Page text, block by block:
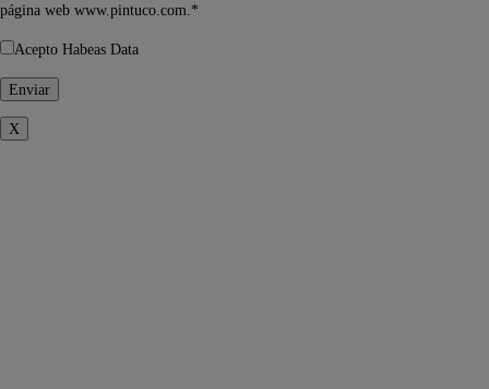
página web www.pintuco.com.*
Acepto Habeas Data
X